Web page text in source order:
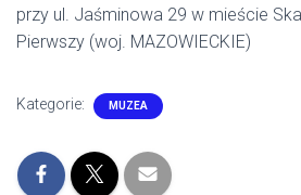
przy ul. Jaśminowa 29 w mieście
Pierwszy (woj. MAZOWIECKIE)
Kategorie: MUZEA